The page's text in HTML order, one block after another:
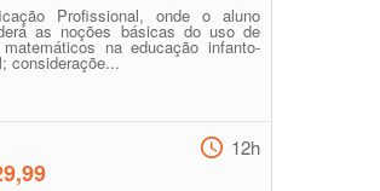
Profissional, onde o aluno
as noções básicas do uso de
na educação infanto-
consideraçõe...
12h